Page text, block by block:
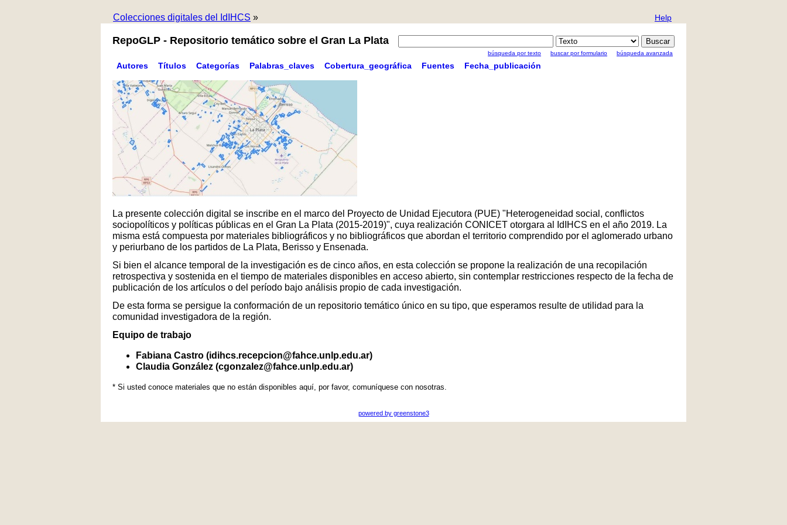
Colecciones digitales del IdIHCS » Help
RepoGLP - Repositorio temático sobre el Gran La Plata
búsqueda por texto buscar por formulario búsqueda avanzada
Autores Títulos Categorías Palabras_claves Cobertura_geográfica Fuentes Fecha_publicación
La presente colección digital se inscribe en el marco del Proyecto de Unidad Ejecutora (PUE) "Heterogeneidad social, conflictos
sociopolíticos y políticas públicas en el Gran La Plata (2015-2019)", cuya realización CONICET otorgara al IdIHCS en el año 2019. La
misma está compuesta por materiales bibliográficos y no bibliográficos que abordan el territorio comprendido por el aglomerado urbano
y periurbano de los partidos de La Plata, Berisso y Ensenada.
Si bien el alcance temporal de la investigación es de cinco años, en esta colección se propone la realización de una recopilación
retrospectiva y sostenida en el tiempo de materiales disponibles en acceso abierto, sin contemplar restricciones respecto de la fecha de
publicación de los artículos o del período bajo análisis propio de cada investigación.
De esta forma se persigue la conformación de un repositorio temático único en su tipo, que esperamos resulte de utilidad para la
comunidad investigadora de la región.
Equipo de trabajo
Fabiana Castro (idihcs.recepcion@fahce.unlp.edu.ar)
Claudia González (cgonzalez@fahce.unlp.edu.ar)
* Si usted conoce materiales que no están disponibles aquí, por favor, comuníquese con nosotras.
powered by greenstone3